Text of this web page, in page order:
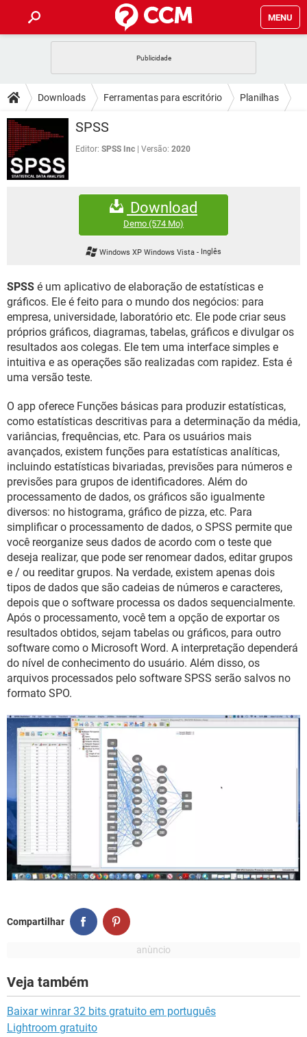
MENU
CELULAR FACEBOOK
OUTLOOK
INSTAGRAM GMAIL
GUIA DE COMPRAS
DICAS
JOGOS
CELULAR
OUTLOOK
DOWNLOADS
JOGOS WHATSAPP
CELULAR
EXCEL
GMAIL
FÓRUM
FACEBOOK
EXCEL
GMAIL
WHATSAPP
INSTAGRAM GMAIL
GUIA DE COMPRAS
Downloads Ferramentas para escritório Planilhas
SPSS
Editor: SPSS Inc Versão: 2020
Download
Demo (574 Mo)
Windows XP Windows Vista- Inglês
SPSS é um aplicativo de elaboração de estatísticas e
gráficos. Ele é feito para o mundo dos negócios: para
empresa, universidade, laboratório etc. Ele pode criar seus
próprios gráficos, diagramas, tabelas, gráficos e divulgar os
resultados aos colegas. Ele tem uma interface simples e
intuitiva e as operações são realizadas com rapidez. Esta é
uma versão teste.
O app oferece Funções básicas para produzir estatísticas,
como estatísticas descritivas para a determinação da média,
variâncias, frequências, etc. Para os usuários mais
avançados, existem funções para estatísticas analíticas,
incluindo estatísticas bivariadas, previsões para números e
previsões para grupos de identificadores. Além do
processamento de dados, os gráficos são igualmente
diversos: no histograma, gráfico de pizza, etc. Para
simplificar o processamento de dados, o SPSS permite que
você reorganize seus dados de acordo com o teste que
deseja realizar, que pode ser renomear dados, editar grupos
e / ou reeditar grupos. Na verdade, existem apenas dois
tipos de dados que são cadeias de números e caracteres,
depois que o software processa os dados sequencialmente.
Após o processamento, você tem a opção de exportar os
resultados obtidos, sejam tabelas ou gráficos, para outro
software como o Microsoft Word. A interpretação dependerá
do nível de conhecimento do usuário. Além disso, os
arquivos processados ​​pelo software SPSS serão salvos no
formato SPO.
Compartilhar
Veja também
Baixar winrar 32 bits gratuito em português
Lightroom gratuito